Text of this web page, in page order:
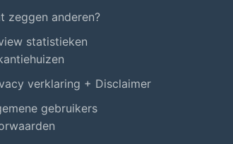
zeggen anderen?
statistieken
verklaring + Disclaimer
gebruikers